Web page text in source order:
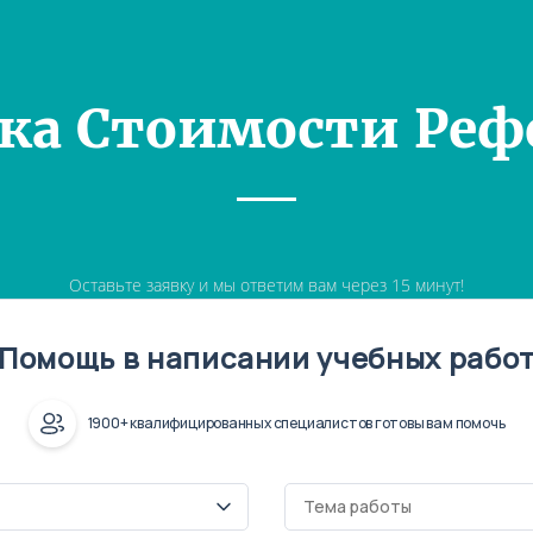
Стоимости
Оставьте заявку и мы ответим вам через 15 минут!
в написании учебных работ
1900+ квалифицированных специалистов готовы вам помочь